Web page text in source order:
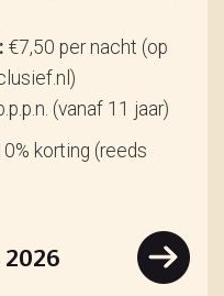
€7,50 per nacht (op
(vanaf 11 jaar)
korting (reeds
2026